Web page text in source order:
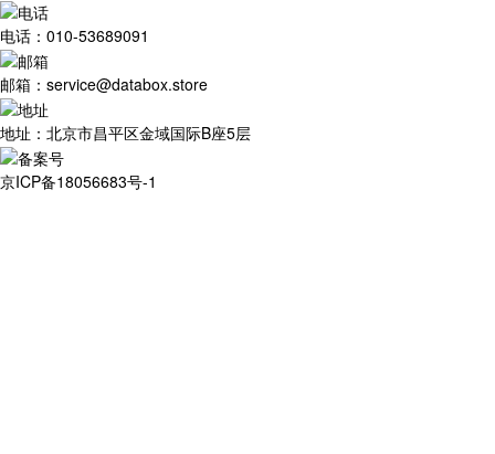
电话：010-53689091
邮箱：service@databox.store
地址：北京市昌平区金域国际B座5层
京ICP备18056683号-1